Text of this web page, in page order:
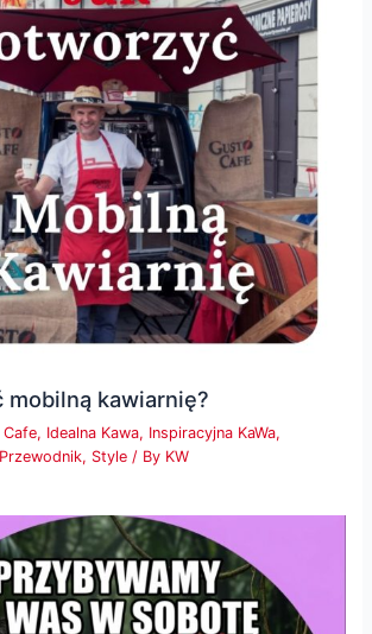
mobilną kawiarnię?
Cafe, Idealna Kawa, Inspiracyjna KaWa,
Przewodnik, Style / By KW